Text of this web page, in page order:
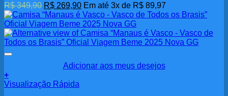
R$349,90 O
preço
original
era:
R$ 349,90.
R$ 269,90O
preço
atual
é:
R$ 269,90.
Em até 3x de R$ 89,97
Adicionar aos meus desejos
+
Visualização Rápida